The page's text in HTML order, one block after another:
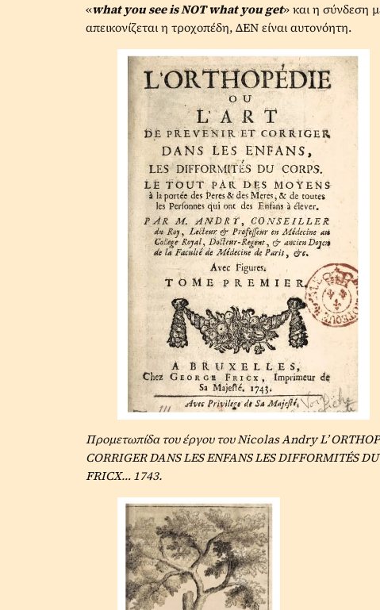
«what youseeisNOT what you get» και η σύνδεση
απεικονίζεται η τροχοπέδη, ΔΕΝ είναι αυτονόητη.
Προμετωπίδα του έργου του Nicolas Andry L’
CORRIGER DANS LES ENFANS LES DIFFORMITÉS
FRICX… 1743.